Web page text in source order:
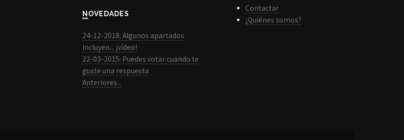
NOVEDADES
24-12-2018: Algunos apartados
incluyen... ¡vídeo!
22-03-2015: Puedes votar cuando te
guste una respuesta
Anteriores...
Contactar
¿Quiénes somos?